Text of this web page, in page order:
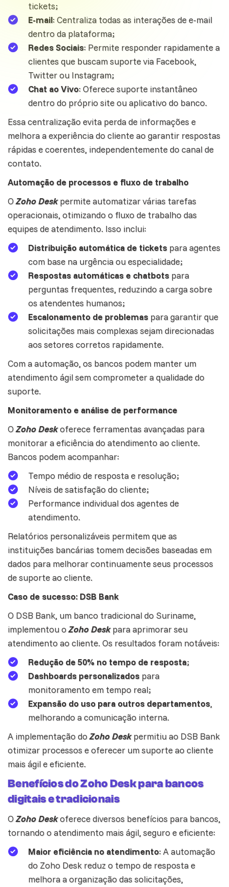
tickets;
E-mail: Centraliza todas as interações de e-mail
dentro da plataforma;
Redes Sociais: Permite responder rapidamente a
clientes que buscam suporte via Facebook,
Twitter ou Instagram;
Chat ao Vivo: Oferece suporte instantâneo
dentro do próprio site ou aplicativo do banco.
Essa centralização evita perda de informações e
melhora a experiência do cliente ao garantir respostas
rápidas e coerentes, independentemente do canal de
contato.
Automação de processos e fluxo de trabalho
OZoho Deskpermite automatizar várias tarefas
operacionais, otimizando o fluxo de trabalho das
equipes de atendimento. Isso inclui:
Distribuição automática de tickets para agentes
com base na urgência ou especialidade;
Respostas automáticas e chatbots para
perguntas frequentes, reduzindo a carga sobre
os atendentes humanos;
Escalonamento de problemas para garantir que
solicitações mais complexas sejam direcionadas
aos setores corretos rapidamente.
Com a automação, os bancos podem manter um
atendimento ágil sem comprometer a qualidade do
suporte.
Monitoramento e análise de performance
OZoho Deskoferece ferramentas avançadas para
monitorar a eficiência do atendimento ao cliente.
Bancos podem acompanhar:
Tempo médio de resposta e resolução;
Níveis de satisfação do cliente;
Performance individual dos agentes de
atendimento.
Relatórios personalizáveis permitem que as
instituições bancárias tomem decisões baseadas em
dados para melhorar continuamente seus processos
de suporte ao cliente.
Caso de sucesso: DSB Bank
O DSB Bank, um banco tradicional do Suriname,
implementou oZoho Deskpara aprimorar seu
atendimento ao cliente. Os resultados foram notáveis:
Redução de 50% no tempo de resposta;
Dashboards personalizados para
monitoramento em tempo real;
Expansão do uso para outros departamentos,
melhorando a comunicação interna.
A implementação doZoho Deskpermitiu ao DSB Bank
otimizar processos e oferecer um suporte ao cliente
mais ágil e eficiente.
Benefícios do Zoho Desk para bancos
digitais e tradicionais
OZoho Deskoferece diversos benefícios para bancos,
tornando o atendimento mais ágil, seguro e eficiente:
Maior eficiência no atendimento: A automação
do Zoho Desk reduz o tempo de resposta e
melhora a organização das solicitações,